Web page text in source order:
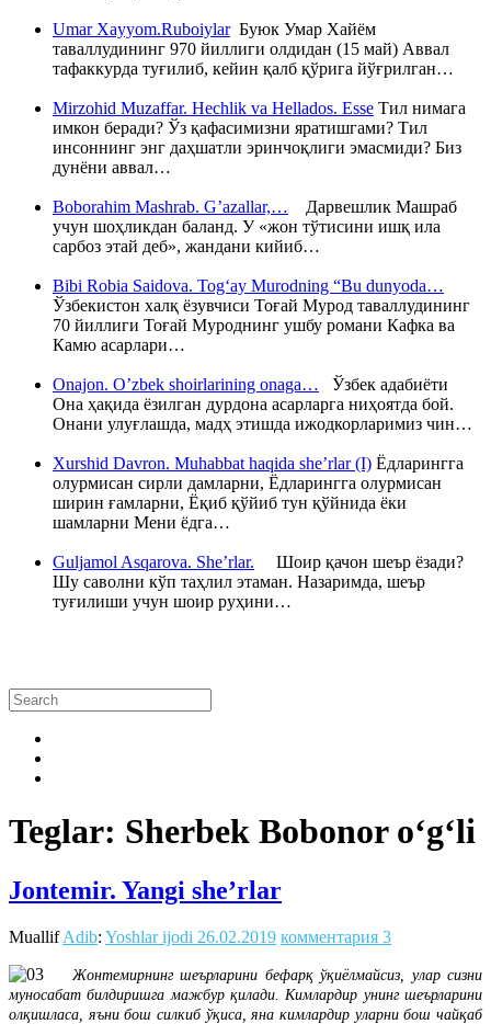
Umar Xayyom.RuboiylarБуюк Умар Хайём
таваллудининг 970 йиллиги олдидан (15 май) Аввал
тафаккурда туғилиб, кейин қалб қўрига йўғрилган…
Mirzohid Muzaffar. Hechlik va Hellados. Esse Тил нимага
имкон беради? Ўз қафасимизни яратишгами? Тил
инсоннинг энг даҳшатли эринчоқлиги эмасмиди? Биз
дунёни аввал…
Boborahim Mashrab. G’azallar,… Дарвешлик Машраб
учун шоҳликдан баланд. У «жон тўтисини ишқ ила
сарбоз этай деб», жандани кийиб…
Bibi Robia Saidova. Tog‘ay Murodning “Bu dunyoda…
Ўзбекистон халқ ёзувчиси Тоғай Мурод таваллудининг
70 йиллиги Тоғай Муроднинг ушбу романи Кафка ва
Камю асарлари…
Onajon. O’zbek shoirlarining onaga… Ўзбек адабиёти
Она ҳақида ёзилган дурдона асарларга ниҳоятда бой.
Онани улуғлашда, мадҳ этишда ижодкорларимиз чин…
Xurshid Davron. Muhabbat haqida she’rlar (I) Ёдларингга
олурмисан сирли дамларни, Ёдларингга олурмисан
ширин ғамларни, Ёқиб қўйиб тун қўйнида ёки
шамларни Мени ёдга…
Guljamol Asqarova. She’rlar. Шоир қачон шеър ёзади?
Шу саволни кўп таҳлил этаман. Назаримда, шеър
туғилиши учун шоир руҳини…
Teglar: Sherbek Bobonor o‘g‘li
Jontemir. Yangi she’rlar
MuallifAdib: Yoshlar ijodi 26.02.2019 комментария 3
Жонтемирнинг шеърларини бефарқ ўқиёлмайсиз, улар сизни
муносабат билдиришга мажбур қилади. Кимлардир унинг шеърларини
олқишласа, яъни бош силкиб ўқиса, яна кимлардир уларни бош чайқаб